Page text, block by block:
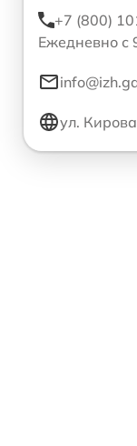
+7 (800)
Ежедневно с
ул.